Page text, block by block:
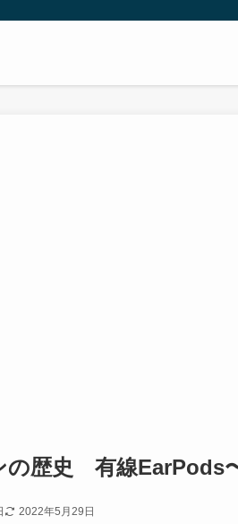
の歴史 有線EarPods
2022年5月29日